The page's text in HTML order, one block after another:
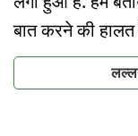
बात करने की हालत